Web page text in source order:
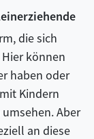
die sich
können
haben oder
Kindern
Aber
an diese